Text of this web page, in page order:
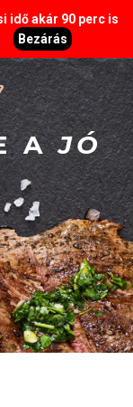
AJÓ
idő akár 90 perc is
Bezárás